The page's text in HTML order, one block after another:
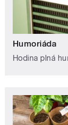
Humoriáda
Hodina plná